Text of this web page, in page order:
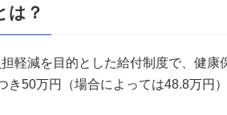
支払制度をご利用する場合
支払制度をご利用しない場合
は？
軽減を目的とした給付制度で、健
き50万円（場合によっては48.8万円